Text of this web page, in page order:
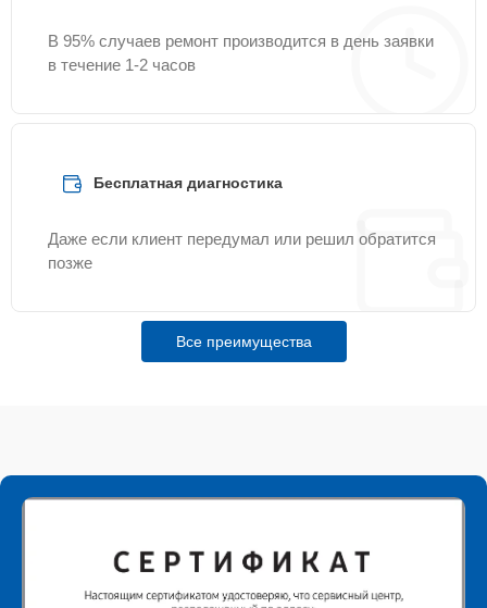
В 95% случаев ремонт производится в день заявки
в течение 1-2 часов
Бесплатная диагностика
Даже если клиент передумал или решил обратится
позже
Все преимущества